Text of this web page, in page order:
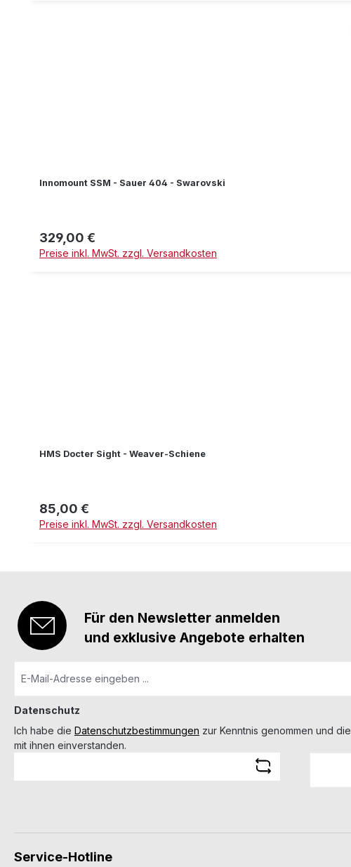
Innomount SSM - Sauer 404 - Swarovski
Regulärer Preis:
329,00 €
Preise inkl. MwSt. zzgl. Versandkosten
HMS Docter Sight - Weaver-Schiene
Regulärer Preis:
85,00 €
Preise inkl. MwSt. zzgl. Versandkosten
Für den Newsletter anmelden
und exklusive Angebote erhalten
Datenschutz
Ich habe die Datenschutzbestimmungen zur Kenntnis genommen und die
mit ihnen einverstanden.
Service-Hotline